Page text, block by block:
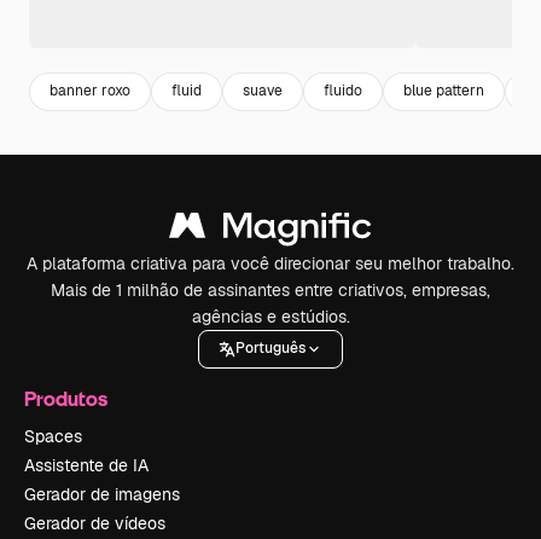
banner roxo fluid suave fluido blue pattern
A plataforma criativa para você direcionar seu melhor trabalho.
Mais de 1 milhão de assinantes entre criativos, empresas,
agências e estúdios.
Português
Produtos
Spaces
Assistente de IA
Gerador de imagens
Gerador de vídeos